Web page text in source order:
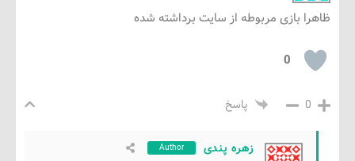
بازی مربوطه از سایت برداشته شده
پاسخ
زهره پندی Author